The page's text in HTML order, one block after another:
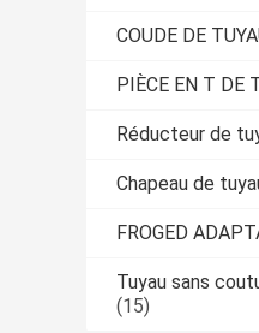
COUDE DE
PIÈCE EN T DE
Réducteur de
Chapeau de
FROGED
Tuyau sans
(15)